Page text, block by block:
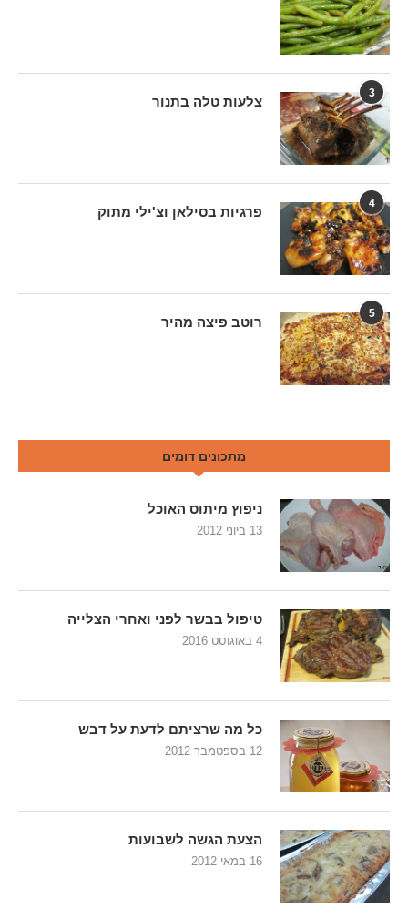
3
צלעות טלה בתנור
4
פרגיות בסילאן וצ'ילי מתוק
5
רוטב פיצה מהיר
מתכונים דומים
ניפוץ מיתוס האוכל
13 ביוני 2012
טיפול בבשר לפני ואחרי הצלייה
4 באוגוסט 2016
כל מה שרציתם לדעת על דבש
12 בספטמבר 2012
הצעת הגשה לשבועות
16 במאי 2012